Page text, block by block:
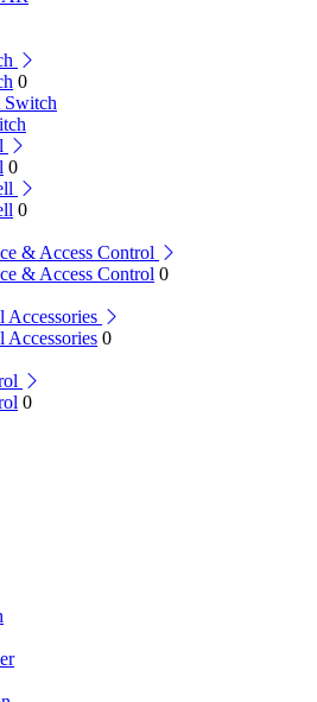
0
Switch
0
0
& Access Control
& Access Control 0
Accessories
Accessories 0
0